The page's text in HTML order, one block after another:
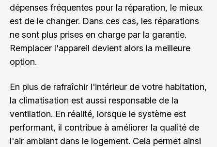
dépenses fréquentes pour la réparation, le mieux
est de le changer. Dans ces cas, les réparations
ne sont plus prises en charge par la garantie.
Remplacer l'appareil devient alors la meilleure
option.
En plus de rafraîchir l'intérieur de votre habitation,
la climatisation est aussi responsable de la
ventilation. En réalité, lorsque le système est
performant, il contribue à améliorer la qualité de
l'air ambiant dans le logement. Cela permet ainsi